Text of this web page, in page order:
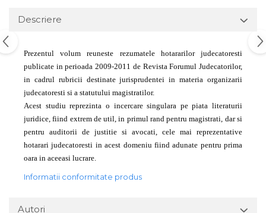
Descriere
Prezentul volum reuneste rezumatele hotararilor judecatoresti
publicate in perioada 2009-2011 de Revista Forumul Judecatorilor,
in cadrul rubricii destinate jurisprudentei in materia organizarii
judecatoresti si a statutului magistratilor.
Acest studiu reprezinta o incercare singulara pe piata literaturii
juridice, fiind extrem de util, in primul rand pentru magistrati, dar si
pentru auditorii de justitie si avocati, cele mai reprezentative
hotarari judecatoresti in acest domeniu fiind adunate pentru prima
oara in aceeasi lucrare.
Informatii conformitate produs
Autori